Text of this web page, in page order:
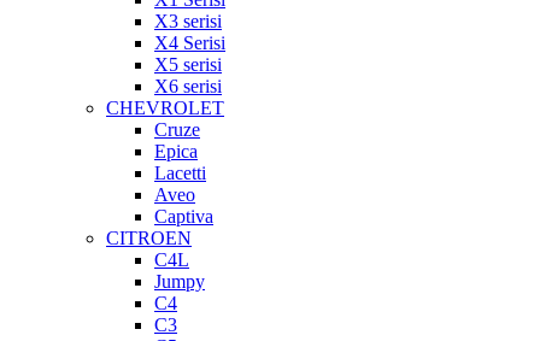
X3 serisi
X4 Serisi
X5 serisi
X6 serisi
CHEVROLET
Cruze
Epica
Lacetti
Aveo
Captiva
CITROEN
C4L
Jumpy
C4
C3